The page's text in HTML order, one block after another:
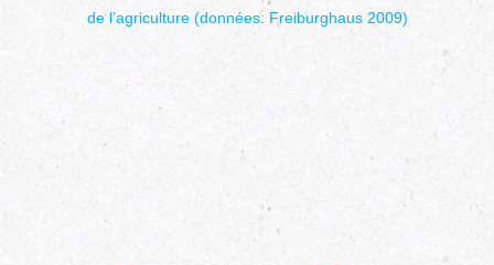
de l’agriculture (données: Freiburghaus 2009)